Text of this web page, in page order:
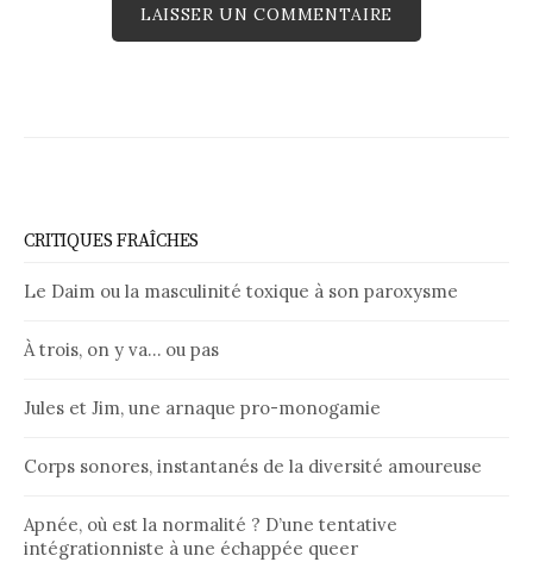
CRITIQUES FRAÎCHES
Le Daim ou la masculinité toxique à son paroxysme
À trois, on y va… ou pas
Jules et Jim, une arnaque pro-monogamie
Corps sonores, instantanés de la diversité amoureuse
Apnée, où est la normalité ? D’une tentative
intégrationniste à une échappée queer